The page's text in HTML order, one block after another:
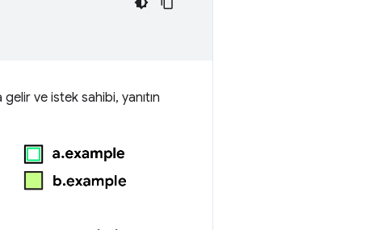
ve istek sahibi, yanıtın